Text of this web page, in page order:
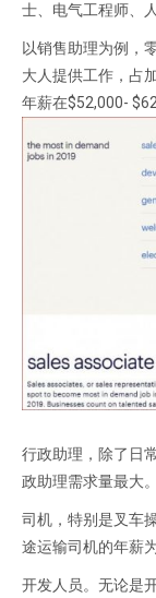
士、电气工程师、
以销售助理为例，
大人提供工作，占
年薪在$52,000-
行政助理，除了日
政助理需求量最大
司机，特别是叉车
途运输司机的年薪
开发人员。无论是